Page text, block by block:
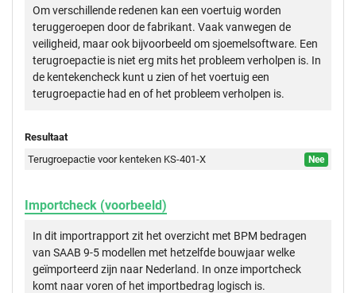
Om verschillende redenen kan een voertuig worden
teruggeroepen door de fabrikant. Vaak vanwegen de
veiligheid, maar ook bijvoorbeeld om sjoemelsoftware. Een
terugroepactie is niet erg mits het probleem verholpen is. In
de kentekencheck kunt u zien of het voertuig een
terugroepactie had en of het probleem verholpen is.
Resultaat
Terugroepactie voor kenteken KS-401-X
Nee
Importcheck (voorbeeld)
In dit importrapport zit het overzicht met BPM bedragen
van SAAB 9-5 modellen met hetzelfde bouwjaar welke
geïmporteerd zijn naar Nederland. In onze importcheck
komt naar voren of het importbedrag logisch is.